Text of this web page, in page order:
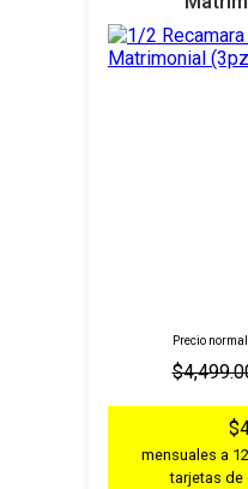
Precio
mensuales a
tarjetas de